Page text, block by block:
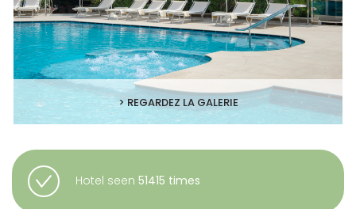
> REGARDEZ LA GALERIE
Hotel seen 51415 times